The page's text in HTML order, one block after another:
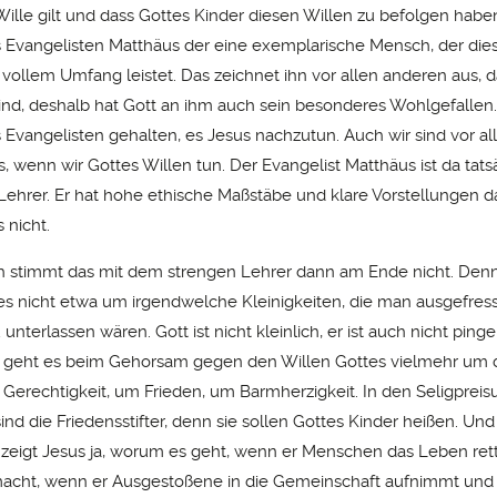
gilt und dass Gottes Kinder diesen Willen zu befolgen
Evangelisten Matthäus der eine exemplarische Mensch, der
Umfang leistet. Das zeichnet ihn vor allen anderen aus,
deshalb hat Gott an ihm auch sein besonderes
Evangelisten gehalten, es Jesus nachzutun. Auch wir sind vor
wenn wir Gottes Willen tun. Der Evangelist Matthäus ist da
Er hat hohe ethische Maßstäbe und klare Vorstellungen
nicht.
stimmt das mit dem strengen Lehrer dann am Ende nicht.
nicht etwa um irgendwelche Kleinigkeiten, die man
unterlassen wären. Gott ist nicht kleinlich, er ist auch nicht
es beim Gehorsam gegen den Willen Gottes vielmehr um
um Frieden, um Barmherzigkeit. In den
die Friedensstifter, denn sie sollen Gottes Kinder heißen.
Jesus ja, worum es geht, wenn er Menschen das Leben
wenn er Ausgestoßene in die Gemeinschaft aufnimmt